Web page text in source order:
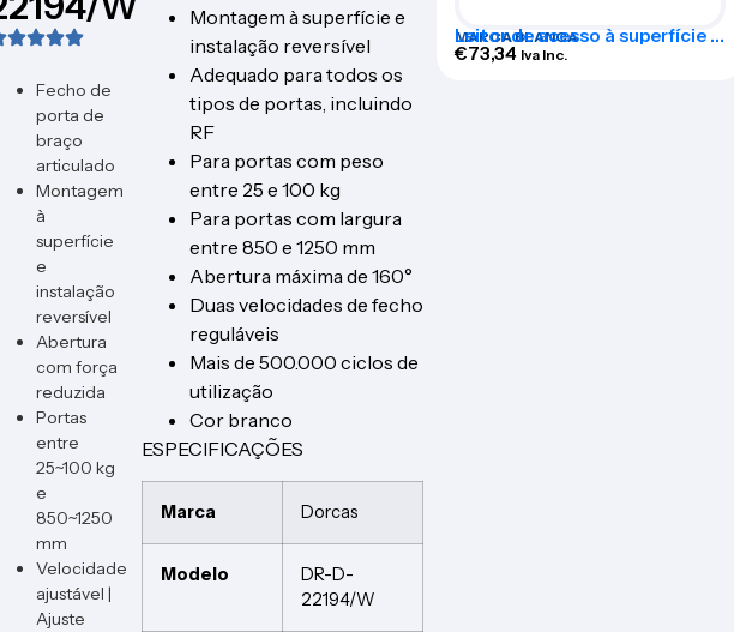
Fecho de
porta de
braço
articulado
Montagem
à
superfície
e
instalação
reversível
Abertura
com força
reduzida
Portas
entre
25~100 kg
e
850~1250
mm
Velocidade
ajustável |
Ajuste
Montagem à superfície e
instalação reversível
Adequado para todos os
tipos de portas, incluindo
RF
Para portas com peso
entre 25 e 100 kg
Para portas com largura
entre 850 e 1250 mm
Abertura máxima de 160°
Duas velocidades de fecho
reguláveis
Mais de 500.000 ciclos de
utilização
Cor branco
ESPECIFICAÇÕES
Marca Dorcas
Modelo
DR-D-
22194/W
MARCA BLANCA
Leitor de acesso à superfície –
ACR207-QR-MF
€73,34 Iva Inc.